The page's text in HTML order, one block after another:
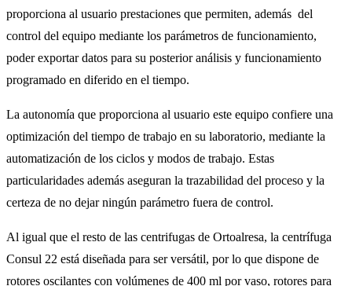
proporciona al usuario prestaciones que permiten, además del
control del equipo mediante los parámetros de funcionamiento,
poder exportar datos para su posterior análisis y funcionamiento
programado en diferido en el tiempo.
La autonomía que proporciona al usuario este equipo confiere una
optimización del tiempo de trabajo en su laboratorio, mediante la
automatización de los ciclos y modos de trabajo. Estas
particularidades además aseguran la trazabilidad del proceso y la
certeza de no dejar ningún parámetro fuera de control.
Al igual que el resto de las centrifugas de Ortoalresa, la centrífuga
Consul 22 está diseñada para ser versátil, por lo que dispone de
rotores oscilantes con volúmenes de 400 ml por vaso, rotores para